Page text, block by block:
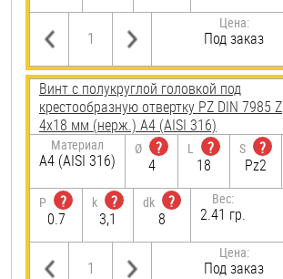
Цена:
Под заказ
Винт с полукруглой головкой под
крестообразную отвертку PZ DIN 7985 Z
4х18 мм (нерж.) A4 (AISI 316)
Материал
A4 (AISI 316)
Ø
?
4
L
?
18
S
?
Pz2
P
?
0.7
k
?
3,1
dk
?
8
Вес:
2.41 гр.
Цена:
Под заказ